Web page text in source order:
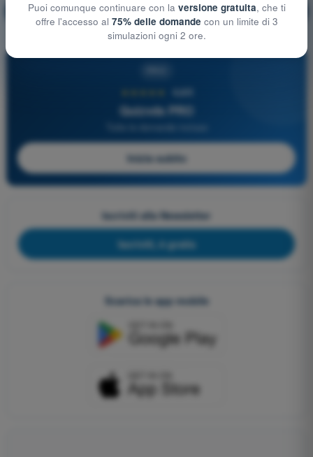
🔒 PRO Spiegazione domanda
4,6/5
Quizvds PRO
Inizia subito
Iscriviti alla Newsletter
Iscriviti, è gratis
Scarica le app mobile
Puoi comunque continuare con la versione gratuita, che ti
offre l'accesso al 75% delle domande con un limite di 3
simulazioni ogni 2 ore.